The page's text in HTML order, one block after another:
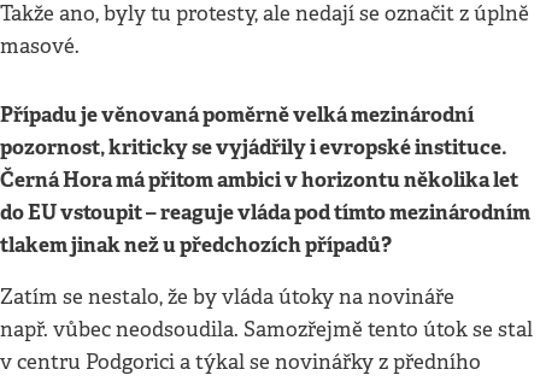
Takže ano, byly tu protesty, ale nedají se označit z úplně
masové.
Případu je věnovaná poměrně velká mezinárodní
pozornost, kriticky se vyjádřily i evropské instituce.
Černá Hora má přitom ambici v horizontu několika let
do EU vstoupit – reaguje vláda pod tímto mezinárodním
tlakem jinak než u předchozích případů?
Zatím se nestalo, že by vláda útoky na novináře
např. vůbec neodsoudila. Samozřejmě tento útok se stal
v centru Podgorici a týkal se novinářky z předního